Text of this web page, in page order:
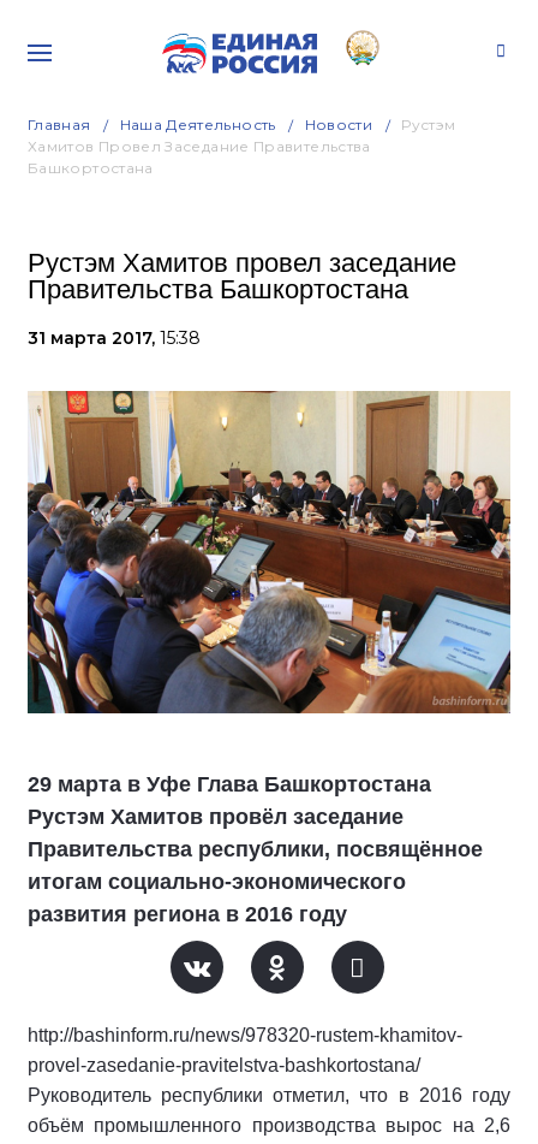
Главная Наша Деятельность Новости
Рустэм
Хамитов Провел Заседание Правительства
Башкортостана
Рустэм Хамитов провел заседание
Правительства Башкортостана
31 марта 2017, 15:38
29 марта в Уфе Глава Башкортостана
Рустэм Хамитов провёл заседание
Правительства республики, посвящённое
итогам социально-экономического
развития региона в 2016 году
http://bashinform.ru/news/978320-rustem-khamitov-
provel-zasedanie-pravitelstva-bashkortostana/
Руководитель республики отметил, что в 2016 году
объём промышленного производства вырос на 2,6